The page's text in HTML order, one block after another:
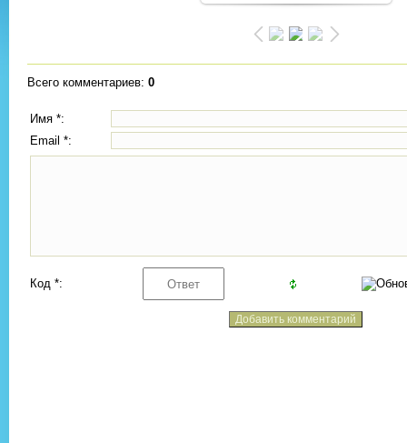
Всего комментариев: 0
Имя *:
Email *:
Код *: